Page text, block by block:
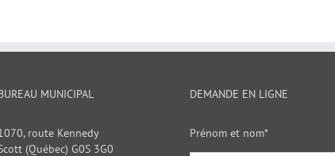
MUNICIPAL
route Kennedy
(Québec) G0S 3G0
DEMANDE EN LIGNE
Prénom et nom*